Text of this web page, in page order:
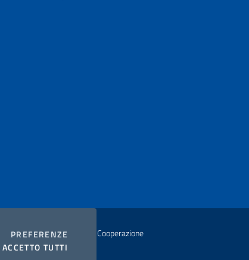
PREFERENZE COOKIES
ACCETTO TUTTI
degli Affari Esteri e della Cooperazione